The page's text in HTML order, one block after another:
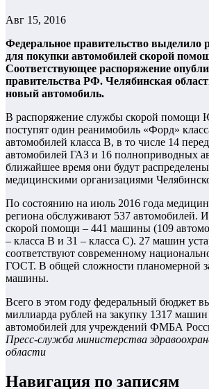
Авг 15, 2016
Федеральное правительство выделило
для покупки автомобилей скорой
Соответствующее распоряжение
правительства РФ. Челябинская
новый автомобиль.
В распоряжение службы скорой помощи
поступят один реанимобиль «Форд»
автомобилей класса В, в то числе 14
автомобилей ГАЗ и 16 полноприводных
ближайшее время они будут
медицинскими организациями
По состоянию на июль 2016 года
региона обслуживают 537 автомобилей.
скорой помощи – 441 машины (109
– класса В и 31 – класса С). 27 машин
соответствуют современному
ГОСТ. В общей сложности планомерной
машины.
Всего в этом году федеральный бюджет
миллиарда рублей на закупку 1317
автомобилей для учреждений ФМБА
Пресс-служба министерства
области
Навигация по записям